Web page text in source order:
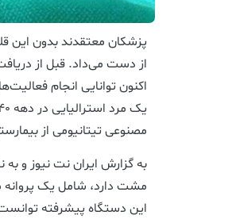
پزشکان معتقدند بدون این
اکنون توانایی انجام
مصنوعی تیتانیومی از
به گزارش ایران نت نیوز و
مشت دارد، شامل یک پروانه